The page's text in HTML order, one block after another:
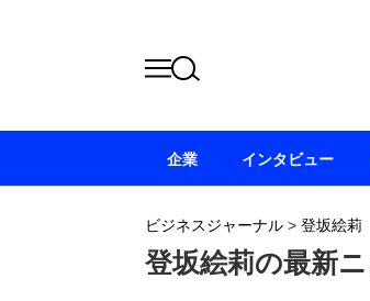
ビジネスジャーナル > 登坂絵莉
登坂絵莉の最新
企業 インタビュー